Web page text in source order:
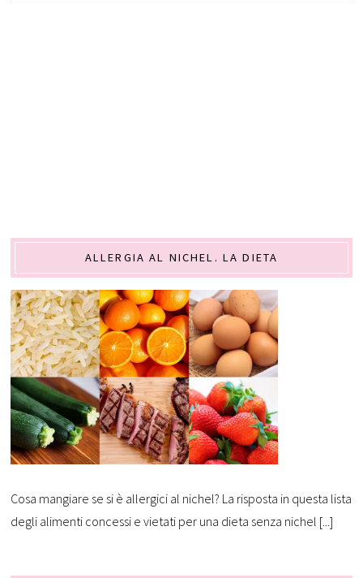
ALLERGIA AL NICHEL. LA DIETA
Cosa mangiare se si è allergici al nichel? La risposta in questa lista
degli alimenti concessi e vietati per una dieta senza nichel [...]